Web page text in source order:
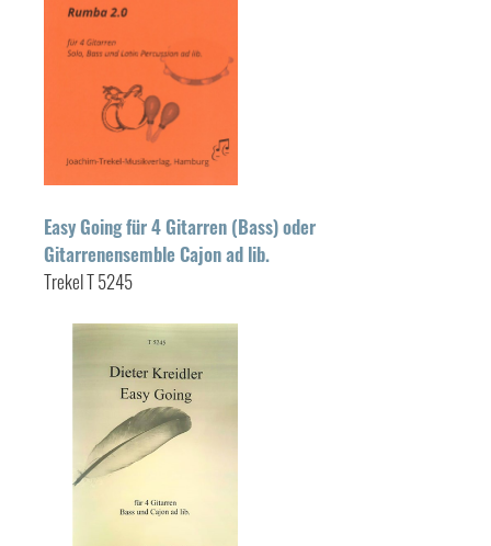
Easy Going für 4 Gitarren (Bass) oder
Gitarrenensemble Cajon ad lib.
Trekel T 5245